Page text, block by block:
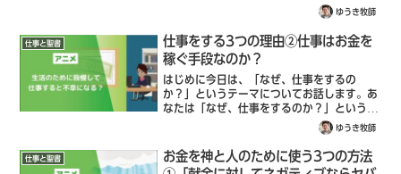
思い悩む大学生・社会人は少なくありませ
ん。そもそも天職とはなんでしょうか？それ
は、やりがいを感じ、意欲的に取り組め、た
と...
ゆうき牧師
仕事と聖書
仕事をする3つの理由②仕事はお金を
稼ぐ手段なのか？
はじめに今日は、「なぜ、仕事をするの
か？」というテーマについてお話します。あ
なたは「なぜ、仕事をするのか？」という質
問に答えられますか？「あなたは、なぜ、
今、働いているのでしょうか？」平成
29（2017）年度に内閣府が行った「子供・
若者の意...
ゆうき牧師
仕事と聖書
お金を神と人のために使う3つの方法